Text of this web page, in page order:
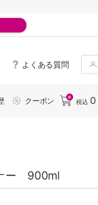
よくある質問
クーポン 0
税込 0
ー 900ml